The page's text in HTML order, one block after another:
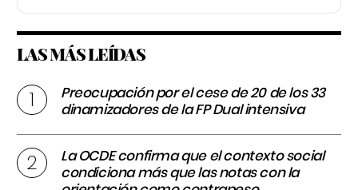
LAS MÁS LEÍDAS
Preocupación por el cese de 20 de los 33
dinamizadores de la FP Dual intensiva
La OCDE confirma que el contexto social
condiciona más que las notas con la